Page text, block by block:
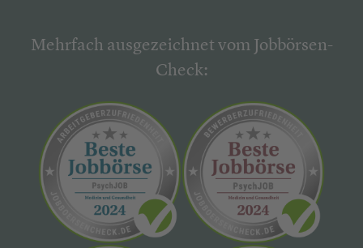
Mehrfach ausgezeichnet vom Jobbörsen-
Check: